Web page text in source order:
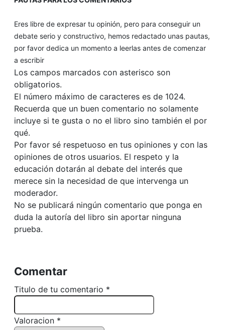
Eres libre de expresar tu opinión, pero para conseguir un
debate serio y constructivo, hemos redactado unas pautas,
por favor dedica un momento a leerlas antes de comenzar
a escribir
Los campos marcados con asterisco son
obligatorios.
El número máximo de caracteres es de 1024.
Recuerda que un buen comentario no solamente
incluye si te gusta o no el libro sino también el por
qué.
Por favor sé respetuoso en tus opiniones y con las
opiniones de otros usuarios. El respeto y la
educación dotarán al debate del interés que
merece sin la necesidad de que intervenga un
moderador.
No se publicará ningún comentario que ponga en
duda la autoría del libro sin aportar ninguna
prueba.
Comentar
Titulo de tu comentario *
Valoracion *